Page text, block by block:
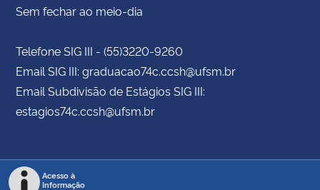
Sem fechar ao meio-dia
Telefone SIG III - (55)3220-9260
Email SIG III: graduacao74c.ccsh@ufsm.br
Email Subdivisão de Estágios SIG III:
estagios74c.ccsh@ufsm.br
Acesso à
Informação